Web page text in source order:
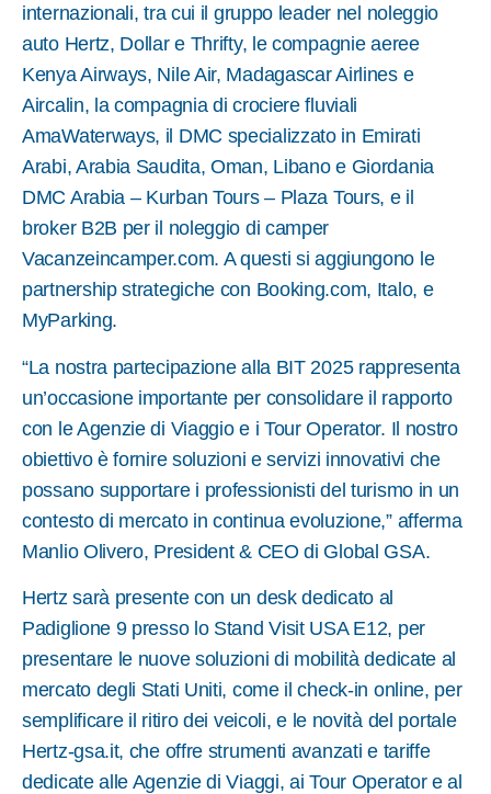
internazionali, tra cui il gruppo leader nel noleggio
auto Hertz, Dollar e Thrifty, le compagnie aeree
Kenya Airways, Nile Air, Madagascar Airlines e
Aircalin, la compagnia di crociere fluviali
AmaWaterways, il DMC specializzato in Emirati
Arabi, Arabia Saudita, Oman, Libano e Giordania
DMC Arabia – Kurban Tours – Plaza Tours, e il
broker B2B per il noleggio di camper
Vacanzeincamper.com. A questi si aggiungono le
partnership strategiche con Booking.com, Italo, e
MyParking.
“La nostra partecipazione alla BIT 2025 rappresenta
un’occasione importante per consolidare il rapporto
con le Agenzie di Viaggio e i Tour Operator. Il nostro
obiettivo è fornire soluzioni e servizi innovativi che
possano supportare i professionisti del turismo in un
contesto di mercato in continua evoluzione,” afferma
Manlio Olivero, President & CEO di Global GSA.
Hertz sarà presente con un desk dedicato al
Padiglione 9 presso lo Stand Visit USA E12, per
presentare le nuove soluzioni di mobilità dedicate al
mercato degli Stati Uniti, come il check-in online, per
semplificare il ritiro dei veicoli, e le novità del portale
Hertz-gsa.it, che offre strumenti avanzati e tariffe
dedicate alle Agenzie di Viaggi, ai Tour Operator e al